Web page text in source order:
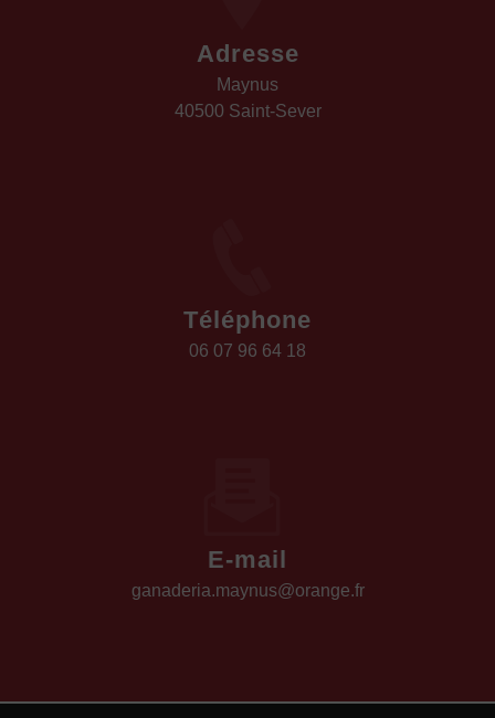
Adresse
Maynus
40500 Saint-Sever
Téléphone
06 07 96 64 18
E-mail
ganaderia.maynus@orange.fr